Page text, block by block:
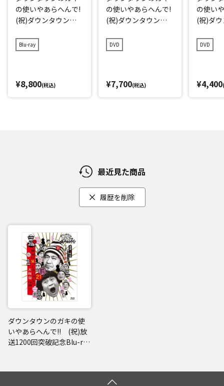
の使いやあらへんで!
(祝)ダウンタウン結
初回限定永久保存版
(28)(愛)D-1グランプ
Blu-ray
¥8,800(税込)
の使いやあらへんで!
(祝)ダウンタウン結
回限定永久保存版(2
8)(愛)D-1グランプリ
DVD
¥7,700(税込)
の使い
(祝)ダ
久保存
グラン
DVD
¥4,400
最近見た商品
履歴を削除
ダウンタウンのガキの使
いやあらへんで!! (祝)放
送1200回突破記念Blu-ray
いけない大脱獄24時